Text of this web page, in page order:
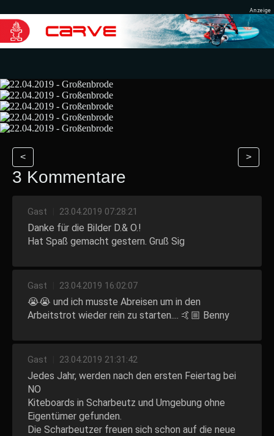
< >
3 Kommentare
Gast 23.04.2019 07:28:21
Danke für die Bilder D.& O.!
Hat Spaß gemacht gestern. Gruß Sig
Gast 23.04.2019 16:02:07
😭😭 und ich musste Abreisen um in den
Arbeitstrot wieder rein zu starten.... 🤙🏼 Benny
Gast 23.04.2019 21:31:42
Jedes Jahr, werden nach den ersten Feiertag bei
NO
Kiteboards in Scharbeutz und Umgebung ohne
Eigentümer gefunden.
Die Scharbeutzer freuen sich schon auf die neue